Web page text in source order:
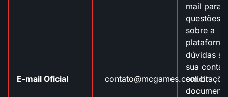
E-mail Oficial contato@mcgames.com.br
mail para
questões
sobre a
dúvidas
sua conta,